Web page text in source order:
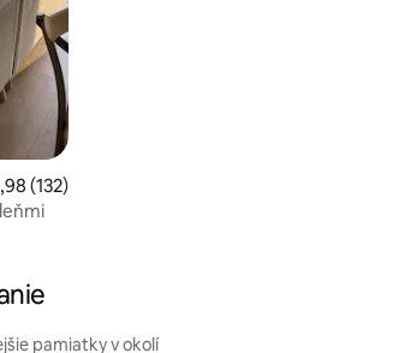
ohodnotenie 4,98 z 5, počet hodnotení: 132
(132)
pamiatky v okolí